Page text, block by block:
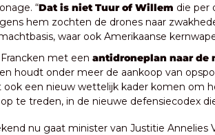
“Dat is niet Tuur of Willem die per
hem zochten de drones naar
waar ook Amerikaanse
met een antidroneplan naar de
houdt onder meer de aankoop van
ook een nieuw wettelijk kader komen om
te treden, in de nieuwe defensiecodex
nu gaat minister van Justitie Annelies